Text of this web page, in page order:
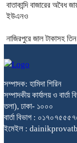
বাতাকান্দি বাজারের অবৈধ
ইউএনও
নাজিরপুরে জাল টাকাসহ
সম্পাদক: হামিদা শিরিন
সম্পাদকীয় কার্যালয় ও
তলা), ঢাকা- ১০০০
বার্তা বিভাগ :
ইমেইল :